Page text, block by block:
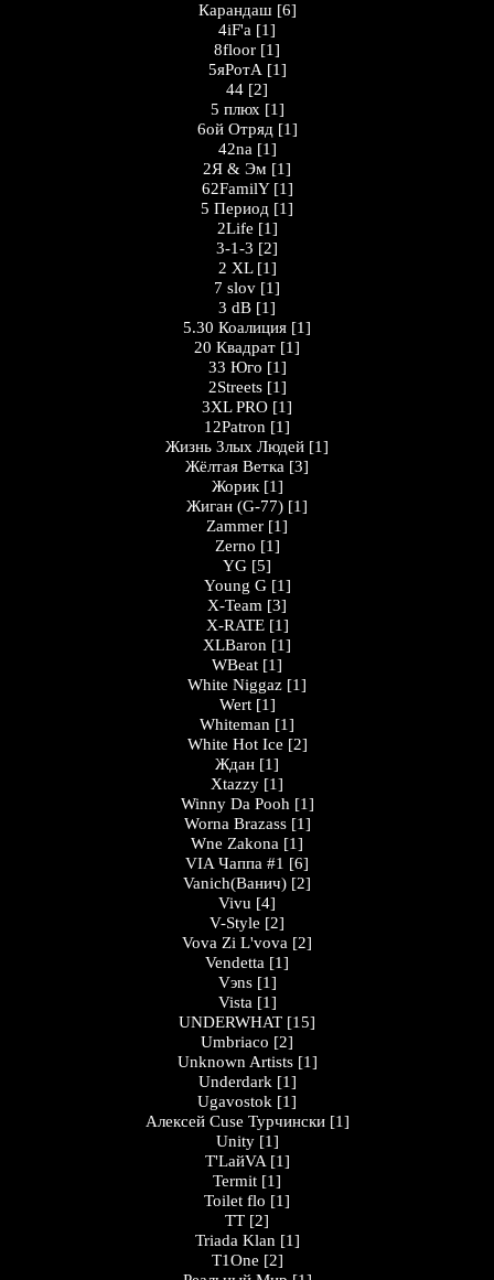
Карандаш [6]
4iF'a [1]
8floor [1]
5яРотА [1]
44 [2]
5 плюх [1]
6ой Отряд [1]
42na [1]
2Я & Эм [1]
62FamilY [1]
5 Период [1]
2Life [1]
3-1-3 [2]
2 XL [1]
7 slov [1]
3 dB [1]
5.30 Коалиция [1]
20 Квадрат [1]
33 Юго [1]
2Streets [1]
3XL PRO [1]
12Patron [1]
Жизнь Злых Людей [1]
Жёлтая Ветка [3]
Жорик [1]
Жигaн (G-77) [1]
Zammer [1]
Zerno [1]
YG [5]
Young G [1]
X-Team [3]
X-RATE [1]
XLBaron [1]
WBeat [1]
White Niggaz [1]
Wert [1]
Whiteman [1]
White Hot Ice [2]
Ждан [1]
Xtazzy [1]
Winny Da Pooh [1]
Worna Brazass [1]
Wne Zakona [1]
VIA Чаппа #1 [6]
Vanich(Ванич) [2]
Vivu [4]
V-Style [2]
Vova Zi L'vova [2]
Vendetta [1]
Vэns [1]
Vista [1]
UNDERWHAT [15]
Umbriaco [2]
Unknown Artists [1]
Underdark [1]
Ugavostok [1]
Алексей Cuse Турчински [1]
Unity [1]
T'LайVA [1]
Termit [1]
Toilet flo [1]
TT [2]
Triada Klan [1]
T1One [2]